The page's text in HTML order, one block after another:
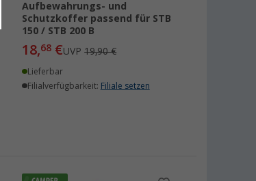
Aufbewahrungs- und
Schutzkoffer passend für STB
150 / STB 200 B
18,68 €UVP19,90 €
Lieferbar
Filialverfügbarkeit: Filiale setzen